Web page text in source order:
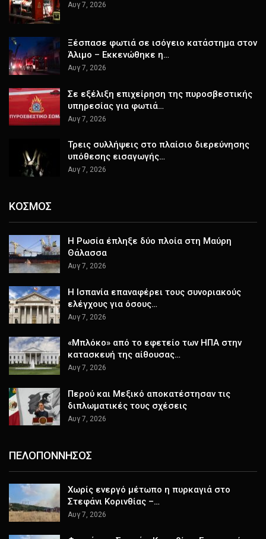
Αυγ 7, 2026
Ξέσπασε φωτιά σε ισόγειο κατάστημα στον
Άλιμο – Εκκενώθηκε η…
Αυγ 7, 2026
Σε εξέλιξη επιχείρηση της πυροσβεστικής
υπηρεσίας για φωτιά…
Αυγ 7, 2026
Τρεις συλλήψεις στο πλαίσιο διερεύνησης
υπόθεσης εισαγωγής…
Αυγ 7, 2026
ΚΟΣΜΟΣ
Η Ρωσία έπληξε δύο πλοία στη Μαύρη
Θάλασσα
Αυγ 7, 2026
H Ισπανία επαναφέρει τους συνοριακούς
ελέγχους για όσους…
Αυγ 7, 2026
«Μπλόκο» από το εφετείο των ΗΠΑ στην
κατασκευή της αίθουσας…
Αυγ 7, 2026
Περού και Μεξικό αποκατέστησαν τις
διπλωματικές τους σχέσεις
Αυγ 7, 2026
ΠΕΛΟΠΟΝΝΗΣΟΣ
Χωρίς ενεργό μέτωπο η πυρκαγιά στο
Στεφάνι Κορινθίας –…
Αυγ 7, 2026